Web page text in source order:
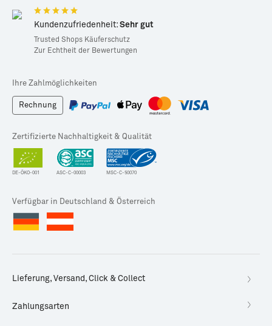
Kundenzufriedenheit: Sehr gut
Trusted Shops Käuferschutz
Zur Echtheit der Bewertungen
Ihre Zahlmöglichkeiten
Rechnung
Zertifizierte Nachhaltigkeit & Qualität
DE-ÖKO-001 ASC-C-00003 MSC-C-50070
Verfügbar in Deutschland & Österreich
Lieferung, Versand, Click & Collect
Zahlungsarten